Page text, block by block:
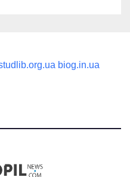
biog.in.ua